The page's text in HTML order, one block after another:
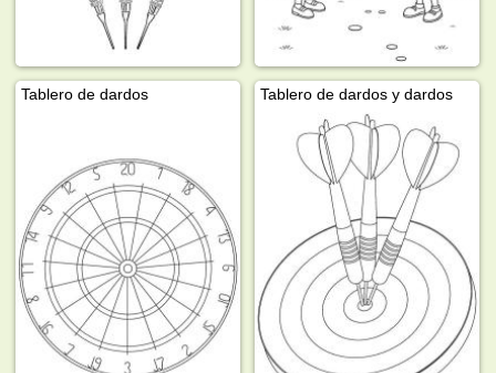
Tablero de dardos Tablero de dardos y dardos